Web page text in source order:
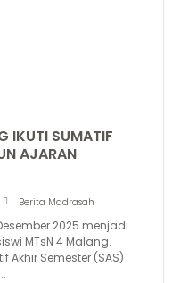
IKUTI SUMATIF
AJARAN
Berita Madrasah
2025 menjadi
MTsN 4 Malang.
Semester (SAS)